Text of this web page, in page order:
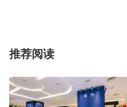
推荐阅读